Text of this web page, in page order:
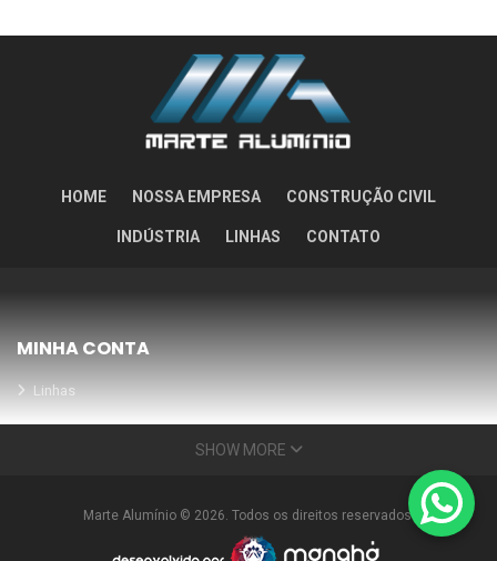
HOME NOSSA EMPRESA CONSTRUÇÃO CIVIL
INDÚSTRIA LINHAS CONTATO
MINHA CONTA
Linhas
Meus Orçamentos
Condições Especiais
SHOW MORE
Marte Alumínio © 2026. Todos os direitos reservados.